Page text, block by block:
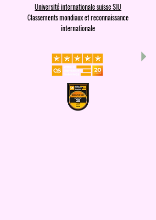
Université internationale suisse SIU
Classements mondiaux et reconnaissance
internationale